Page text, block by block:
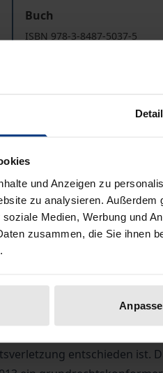
und Anzeigen zu
zu analysieren.
Medien, Werbung und
zusammen, die Sie ihnen
Buch
ISBN 978-3-8487-5037-5
Preisangaben inkl. MwSt.
Hinweise zu Versandkosten
Angaben
mehr denn je vor
Rechteinhabern hierbei
vermeintlich
entschieden ist.